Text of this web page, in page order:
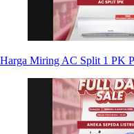
Harga Miring AC Split 1 PK